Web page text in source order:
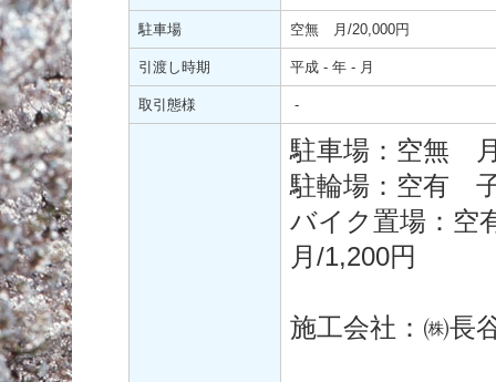
駐車場 空無 月/20,000円
引渡し時期 平成 - 年 - 月
取引態様 -
駐車場：空無
駐輪場：空有
バイク置場：
月/1,200円
施工会社：㈱長